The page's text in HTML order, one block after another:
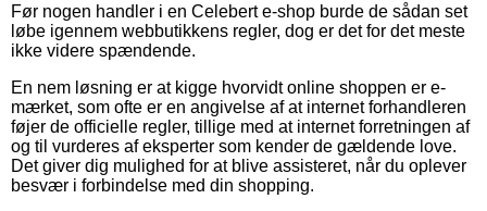
Før nogen handler i en Celebert e-shop burde de sådan set
løbe igennem webbutikkens regler, dog er det for det meste
ikke videre spændende.
En nem løsning er at kigge hvorvidt online shoppen er e-
mærket, som ofte er en angivelse af at internet forhandleren
føjer de officielle regler, tillige med at internet forretningen af
og til vurderes af eksperter som kender de gældende love.
Det giver dig mulighed for at blive assisteret, når du oplever
besvær i forbindelse med din shopping.